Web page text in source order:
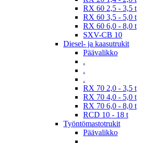
RX 60 2,5 - 3,5 t
RX 60 3,5 - 5,0 t
RX 60 6,0 - 8,0 t
SXV-CB 10
Diesel- ja kaasutrukit
Päävalikko
.
.
.
RX 70 2,0 - 3,5 t
RX 70 4,0 - 5,0 t
RX 70 6,0 - 8,0 t
RCD 10 - 18 t
Työntömastotrukit
Päävalikko
.